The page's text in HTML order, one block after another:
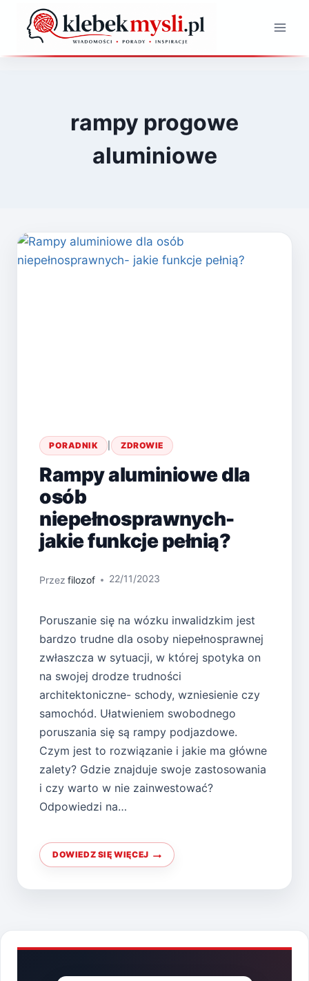
Przejdź
rampy progowe
aluminiowe
PORADNIK | ZDROWIE
Rampy aluminiowe dla
osób
niepełnosprawnych-
jakie funkcje pełnią?
Przez filozof 22/11/2023
Poruszanie się na wózku inwalidzkim jest
bardzo trudne dla osoby niepełnosprawnej
zwłaszcza w sytuacji, w której spotyka on
na swojej drodze trudności
architektoniczne- schody, wzniesienie czy
samochód. Ułatwieniem swobodnego
poruszania się są rampy podjazdowe.
Czym jest to rozwiązanie i jakie ma główne
zalety? Gdzie znajduje swoje zastosowania
i czy warto w nie zainwestować?
Odpowiedzi na…
DOWIEDZ SIĘ WIĘCEJ
RAMPY
ALUMINIOWE
NIEPEŁNOSPRAWNYCH-